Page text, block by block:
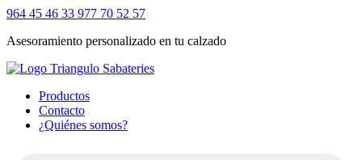
964 45 46 33 977 70 52 57
Asesoramiento personalizado en tu calzado
Productos
Contacto
¿Quiénes somos?